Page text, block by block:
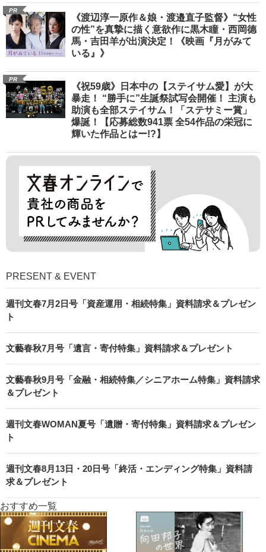
PR
《渡辺淳一原作＆娘・渡邉直子監督》“女性
の性”を真摯に描く意欲作に黒木瞳・西岡德
馬・吉田羊が出演決定！《映画『月がみて
いる』》
PR
《祝59歳》日本中の【ステイサム愛】が大
暴走！ “勝手に”生誕祭試写会開催！ 主演も
助演も全部ステイサム！「ステサミー賞」
爆誕！【応募総数941票 全54作品の栄冠に
輝いた作品とはー!?】
PRESENT & EVENT
週刊文春7月2日号「資産運用・相続特集」資料請求＆プレゼン
ト
文藝春秋7月号「遺言・寄付特集」資料請求＆プレゼント
文藝春秋9月号「金融・相続特集／シニアホーム特集」資料請求
＆プレゼント
週刊文春WOMAN夏号「遺贈・寄付特集」資料請求＆プレゼン
ト
週刊文春8月13日・20日号「終活・エンディング特集」資料請
求＆プレゼント
おすすめ一覧